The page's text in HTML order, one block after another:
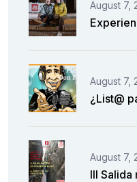
August 7,
August 7,
¿List@
August 7,
III Salida